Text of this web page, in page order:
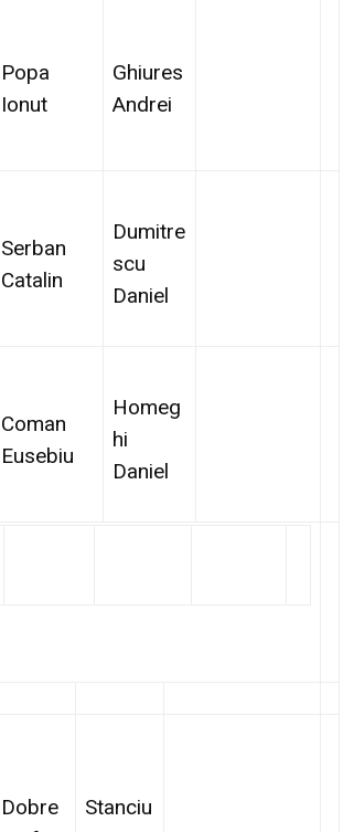
Popa
Ionut
Ghiures
Andrei
Serban
Catalin
Dumitre
scu
Daniel
Coman
Eusebiu
Homeg
hi
Daniel
Dobre
Stanciu